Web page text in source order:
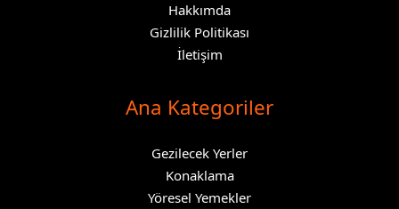
Hakkımda
Gizlilik Politikası
İletişim
Ana Kategoriler
Gezilecek Yerler
Konaklama
Yöresel Yemekler